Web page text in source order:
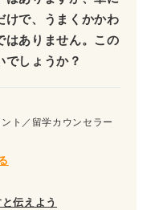
けで、うまくかかわ
はありません。この
でしょうか？
ト／留学カウンセラー
伝えよう